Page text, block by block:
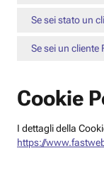
Se sei stato un
Se sei un cliente
Cookie
I dettagli della
https://